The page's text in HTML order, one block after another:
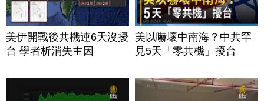
美伊開戰後共機連6天沒擾
台 學者析消失主因
美以嚇壞中南海？中共罕
見5天「零共機」擾台